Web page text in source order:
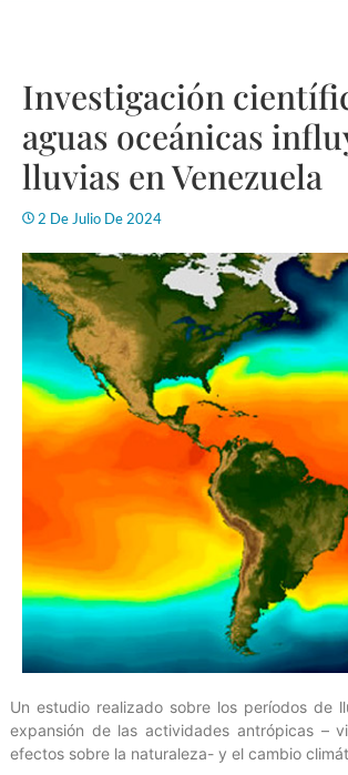
Investigación
aguas oceánicas
lluvias en Venezuela
2 De Julio De 2024
Un estudio realizado sobre los períodos de
expansión de las actividades antrópicas –
efectos sobre la naturaleza- y el cambio